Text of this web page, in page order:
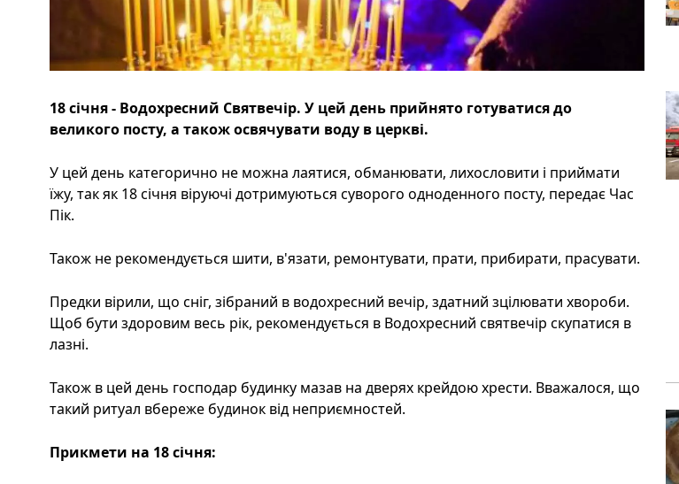
18 січня - Водохресний Святвечір. У цей день прийнято готуватися до
великого посту, а також освячувати воду в церкві.
У цей день категорично не можна лаятися, обманювати, лихословити і приймати
їжу, так як 18 січня віруючі дотримуються суворого одноденного посту, передає Час
Пік.
Також не рекомендується шити, в'язати, ремонтувати, прати, прибирати, прасувати.
Предки вірили, що сніг, зібраний в водохресний вечір, здатний зцілювати хвороби.
Щоб бути здоровим весь рік, рекомендується в Водохресний святвечір скупатися в
лазні.
Також в цей день господар будинку мазав на дверях крейдою хрести. Вважалося, що
такий ритуал вбереже будинок від неприємностей.
Прикмети на 18 січня: